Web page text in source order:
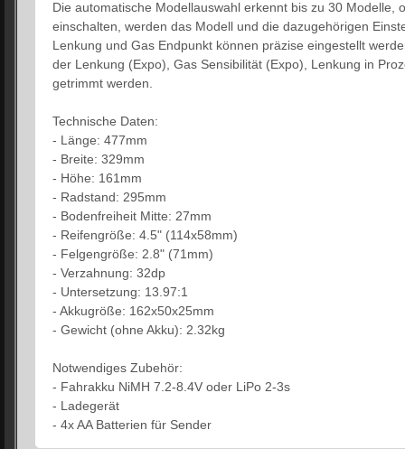
Die automatische Modellauswahl erkennt bis zu 30
einschalten, werden das Modell und die dazugehörigen
Lenkung und Gas Endpunkt können präzise eingestellt
der Lenkung (Expo), Gas Sensibilität (Expo), Lenkung in
getrimmt werden.
Technische Daten:
- Länge: 477mm
- Breite: 329mm
- Höhe: 161mm
- Radstand: 295mm
- Bodenfreiheit Mitte: 27mm
- Reifengröße: 4.5" (114x58mm)
- Felgengröße: 2.8" (71mm)
- Verzahnung: 32dp
- Untersetzung: 13.97:1
- Akkugröße: 162x50x25mm
- Gewicht (ohne Akku): 2.32kg
Notwendiges Zubehör:
- Fahrakku NiMH 7.2-8.4V oder LiPo 2-3s
- Ladegerät
- 4x AA Batterien für Sender